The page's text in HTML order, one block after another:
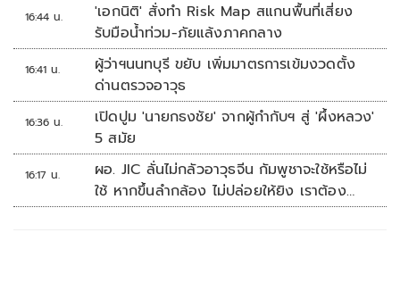
16:44 น.
'เอกนิติ' สั่งทำ Risk Map สแกนพื้นที่เสี่ยง
รับมือน้ำท่วม-ภัยแล้งภาคกลาง
16:41 น.
ผู้ว่าฯนนทบุรี ขยับ เพิ่มมาตรการเข้มงวดตั้ง
ด่านตรวจอาวุธ
16:36 น.
เปิดปูม 'นายกธงชัย' จากผู้กำกับฯ สู่ 'ผึ้งหลวง'
5 สมัย
16:17 น.
ผอ. JIC ลั่นไม่กลัวอาวุธจีน กัมพูชาจะใช้หรือไม่
ใช้ หากขึ้นลำกล้อง ไม่ปล่อยให้ยิง เราต้อง
จัดการก่อน